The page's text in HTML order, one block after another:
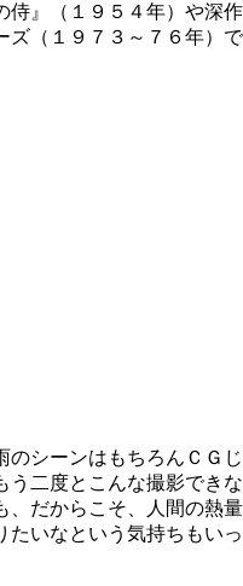
侍』（１９５４年）や深作
ズ（１９７３～７６年）で
のシーンはもちろんＣＧじ
う二度とこんな撮影できな
、だからこそ、人間の熱量
たいなという気持ちもいっ